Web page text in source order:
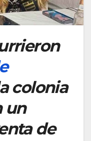
colonia
un
de